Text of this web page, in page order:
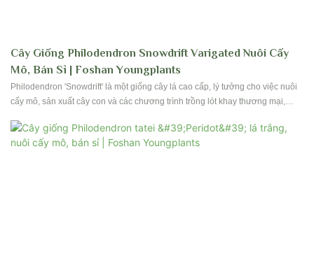
Cây Giống Philodendron Snowdrift Varigated Nuôi Cấy
Mô, Bán Sỉ | Foshan Youngplants
Philodendron 'Snowdrift' là một giống cây lá cao cấp, lý tưởng cho việc nuôi
cấy mô, sản xuất cây con và các chương trình trồng lót khay thương mại,
trồng chuyên nghiệp và vườn ươm.